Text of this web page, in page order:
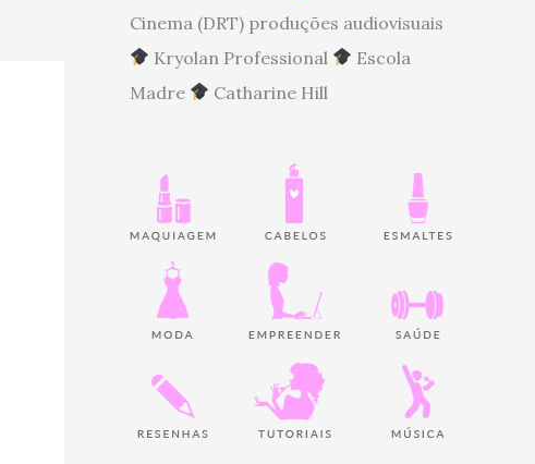
Cinema (DRT) produções audiovisuais
Kryolan Professional
Escola
Madre
Catharine Hill